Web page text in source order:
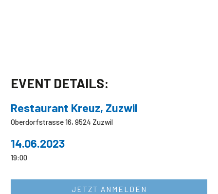
EVENT DETAILS:
Restaurant Kreuz, Zuzwil
Oberdorfstrasse 16, 9524 Zuzwil
14.06.2023
19:00
JETZT ANMELDEN